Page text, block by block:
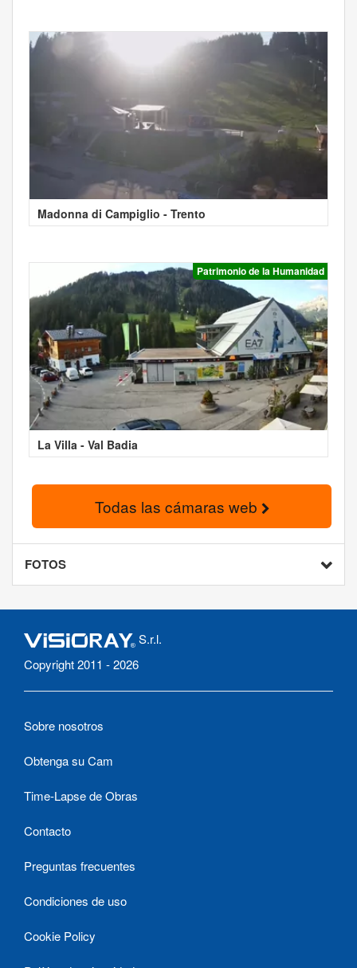
Madonna di Campiglio - Trento
Patrimonio de la Humanidad
La Villa - Val Badia
Todas las cámaras web
FOTOS
S.r.l.
Copyright 2011 - 2026
Sobre nosotros
Obtenga su Cam
Time-Lapse de Obras
Contacto
Preguntas frecuentes
Condiciones de uso
Cookie Policy